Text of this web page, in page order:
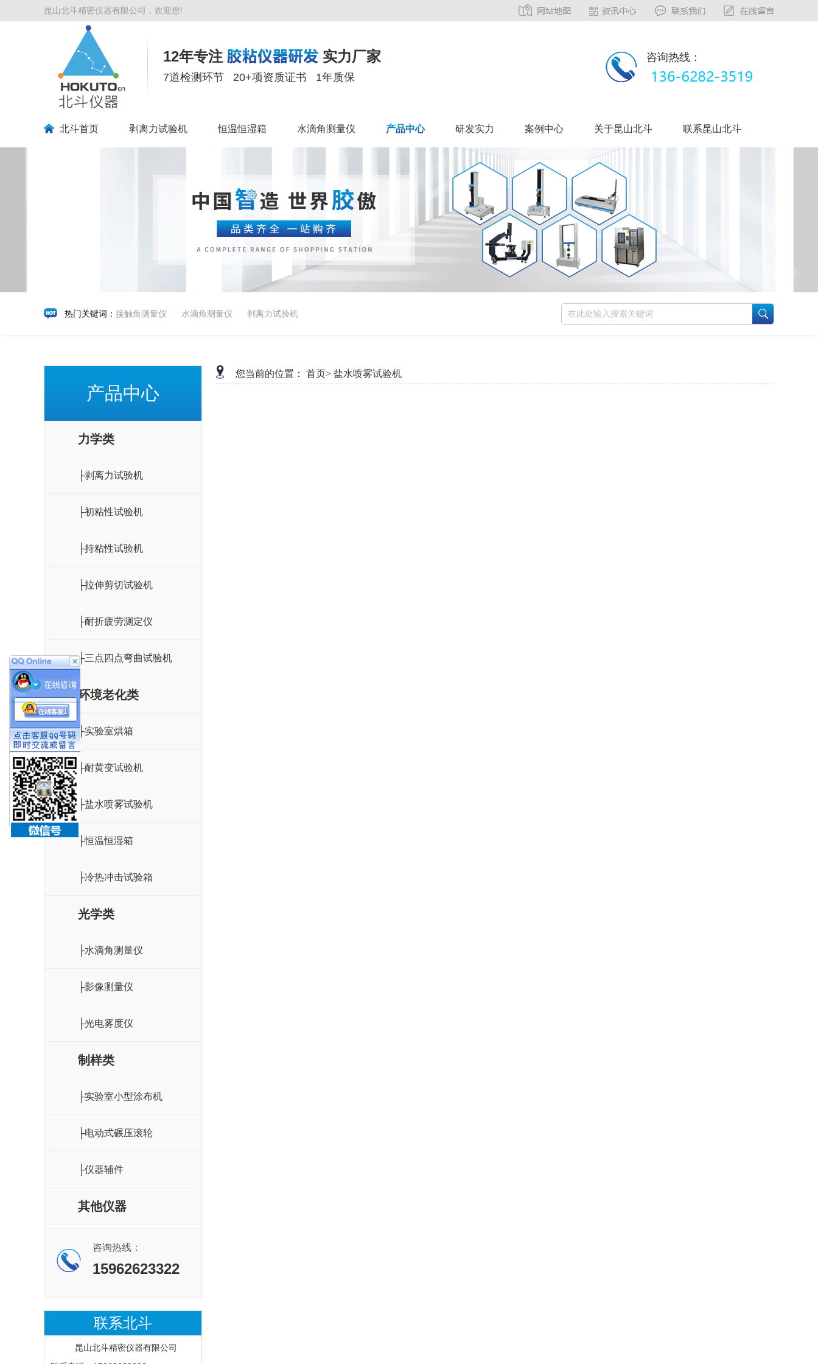
昆山北斗精密仪器有限公司，欢迎您!
12年专注 实力厂家
7道检测环节 20+项资质证书 1年质保
咨询热线：
北斗首页 剥离力试验机 恒温恒湿箱 水滴角测量仪 产品中心 研发实力 案例中心 关于昆山北斗 联系昆山北斗
热门关键词： 接触角测量仪 水滴角测量仪 剥离力试验机
产品中心
力学类
├剥离力试验机
├初粘性试验机
├持粘性试验机
├拉伸剪切试验机
├耐折疲劳测定仪
├三点四点弯曲试验机
环境老化类
├实验室烘箱
├耐黄变试验机
├盐水喷雾试验机
├恒温恒湿箱
├冷热冲击试验箱
光学类
├水滴角测量仪
├影像测量仪
├光电雾度仪
制样类
├实验室小型涂布机
├电动式碾压滚轮
├仪器辅件
其他仪器
咨询热线：
15962623322
联系北斗
昆山北斗精密仪器有限公司
您当前的位置： 首页> 盐水喷雾试验机